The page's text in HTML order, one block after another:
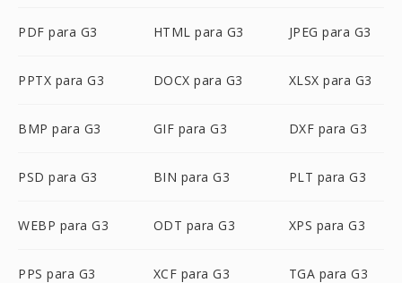
PDF para G3 HTML para G3 JPEG para G3
PPTX para G3 DOCX para G3 XLSX para G3
BMP para G3 GIF para G3 DXF para G3
PSD para G3 BIN para G3 PLT para G3
WEBP para G3 ODT para G3 XPS para G3
PPS para G3 XCF para G3 TGA para G3